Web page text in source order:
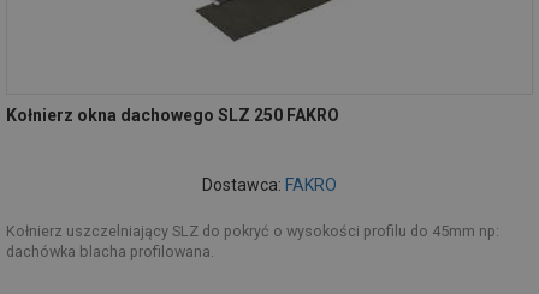
Kołnierz okna dachowego SLZ 250 FAKRO
Dostawca: FAKRO
Kołnierz uszczelniający SLZ do pokryć o wysokości profilu do 45mm np:
dachówka blacha profilowana.